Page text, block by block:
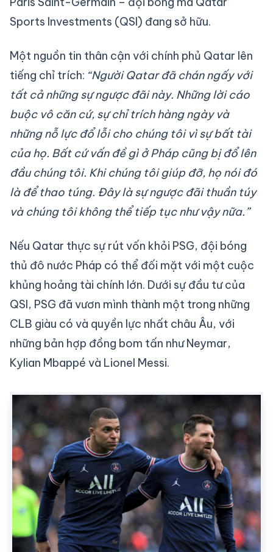
Sports Investments (QSI) đang sở hữu.
Một nguồn tin thân cận với chính phủ Qatar lên
tiếng chỉ trích: “Người Qatar đã chán ngấy với
tất cả những sự ngược đãi này. Những lời cáo
buộc vô căn cứ, sự chỉ trích hàng ngày và
những nỗ lực đổ lỗi cho chúng tôi vì sự bất tài
của họ. Bất cứ vấn đề gì ở Pháp cũng bị đổ lên
đầu chúng tôi. Khi chúng tôi giúp đỡ, họ nói đó
là để thao túng. Đây là sự ngược đãi thuần túy
và chúng tôi không thể tiếp tục như vậy nữa.”
Nếu Qatar thực sự rút vốn khỏi PSG, đội bóng
thủ đô nước Pháp có thể đối mặt với một cuộc
khủng hoảng tài chính lớn. Dưới sự đầu tư của
QSI, PSG đã vươn mình thành một trong những
CLB giàu có và quyền lực nhất châu Âu, với
những bản hợp đồng bom tấn như Neymar,
Kylian Mbappé và Lionel Messi.